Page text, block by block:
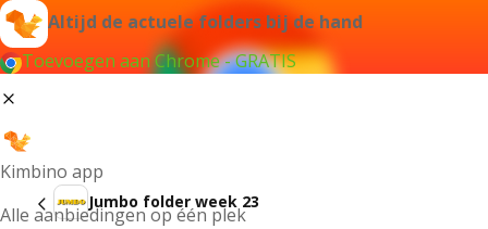
Altijd de actuele folders bij de hand
Toevoegen aan Chrome - GRATIS
Kimbino app
Alle aanbiedingen op één plek
Jumbo folder week 23